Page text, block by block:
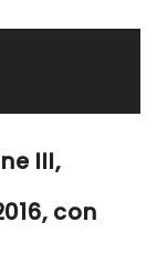
III,
con